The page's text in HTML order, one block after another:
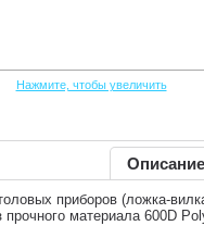
Нажмите, чтобы увеличить
Описание
приборов (ложка-
прочного материала 600D